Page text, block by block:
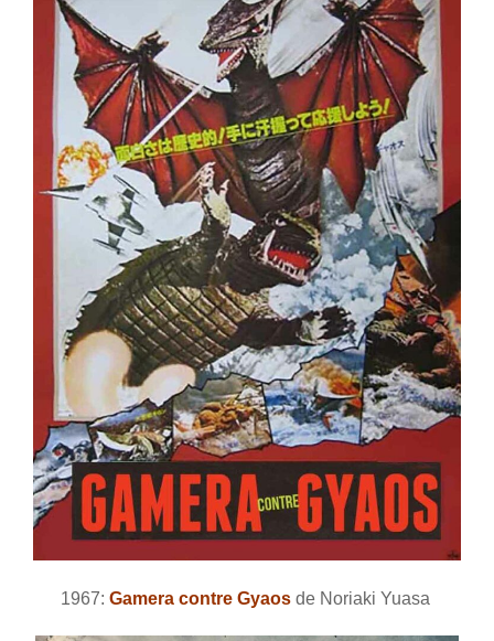
1967: Gamera contre Gyaosde Noriaki Yuasa